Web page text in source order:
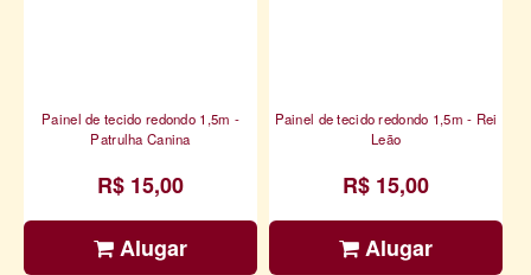
Painel de tecido redondo 1,5m -
Patrulha Canina
R$ 15,00
Alugar
Painel de tecido redondo 1,5m - Rei
Leão
R$ 15,00
Alugar